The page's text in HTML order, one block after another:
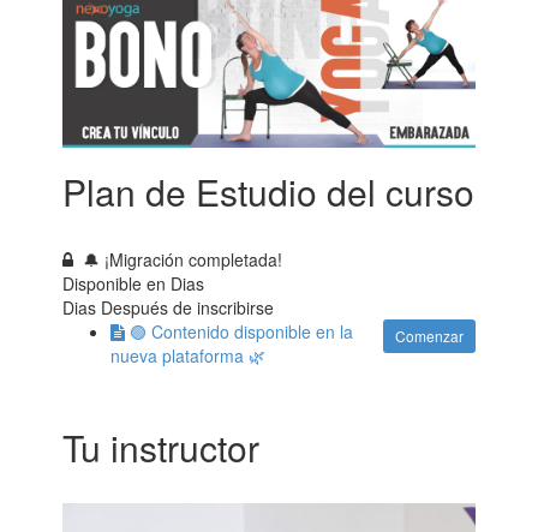
Plan de Estudio del curso
🔔 ¡Migración completada!
Disponible en Dias
Dias Después de inscribirse
Comenzar
🟢 Contenido disponible en la
nueva plataforma 🌿
Tu instructor